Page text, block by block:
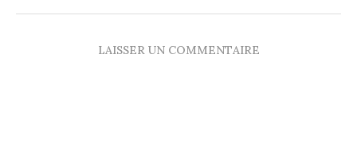
LAISSER UN COMMENTAIRE